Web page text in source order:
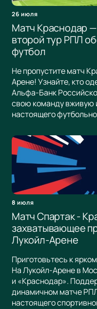
26 июля
Матч Краснодар
второй тур РПЛ
футбол
Не пропустите матч
Арене! Узнайте, кто
Альфа-Банк
свою команду вживую
настоящего
8 июля
Матч Спартак -
захватывающее
Лукойл-Арене
Приготовьтесь к
На Лукойл-Арене в
и «Краснодар».
динамичном матче
настоящего